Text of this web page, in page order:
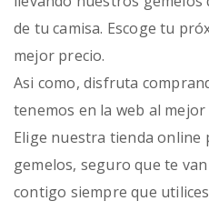
de tu camisa. Escoge tu
mejor precio.
Asi como, disfruta
tenemos en la web al
Elige nuestra tienda
gemelos, seguro que te
contigo siempre que